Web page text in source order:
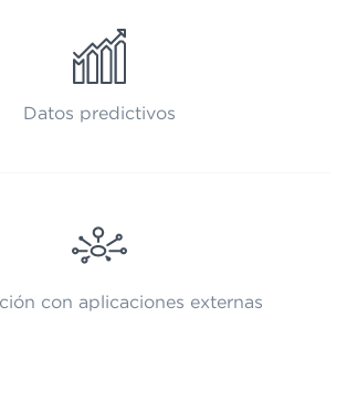
Datos predictivos
con aplicaciones externas